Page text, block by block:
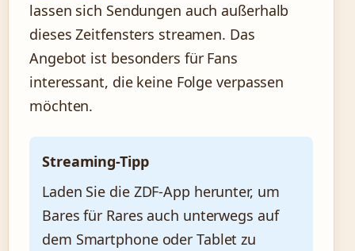
lassen sich Sendungen auch außerhalb
dieses Zeitfensters streamen. Das
Angebot ist besonders für Fans
interessant, die keine Folge verpassen
möchten.
Streaming-Tipp
Laden Sie die ZDF-App herunter, um
Bares für Rares auch unterwegs auf
dem Smartphone oder Tablet zu